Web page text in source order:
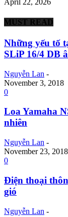
April 22, 2026
MUST READ
Những yếu tố
SLiP 16/4 DB
Nguyễn Lan -
November 3, 2018
0
Loa Yamaha
nhiên
Nguyễn Lan -
November 23, 2018
0
Điện thoại
gió
Nguyễn Lan -